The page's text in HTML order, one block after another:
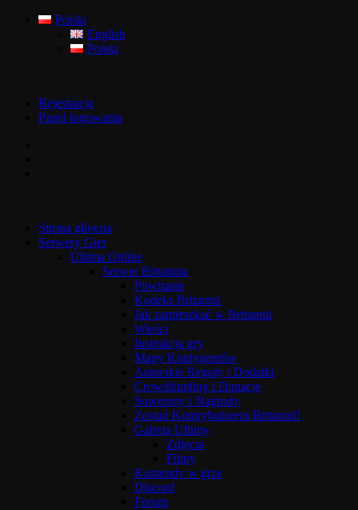
Polski
English
Polski
Rejestracja
Panel logowania
Strona główna
Serwery Gier
Ultima Online
Serwer Britannia
Powitanie
Kodeks Britannii
Jak zamieszkać w Britannii
Wieści
Instrukcja gry
Mapy Kontynentów
Autorskie Reguły i Dodatki
Crowdfunding i Donacje
Suwereny i Nagrody
Zostań Kontrybutorem Britannii!
Galeria Ultimy
Zdjęcia
Filmy
Komendy w grze
Discord
Forum